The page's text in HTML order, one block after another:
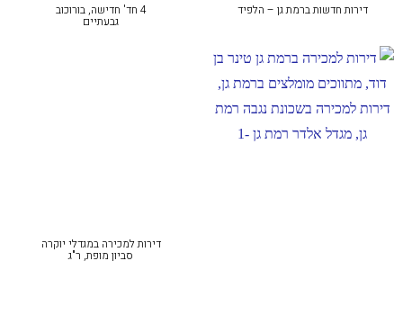
דירות חדשות ברמת גן – הלפיד 4 חד' חדישה, בורוכוב
גבעתיים
דירות למכירה במגדלי יוקרה
סביון מופת, ר"ג